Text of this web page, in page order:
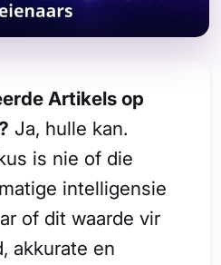
Artikels op
Ja, hulle kan.
is nie of die
intelligensie
of dit waarde vir
akkurate en